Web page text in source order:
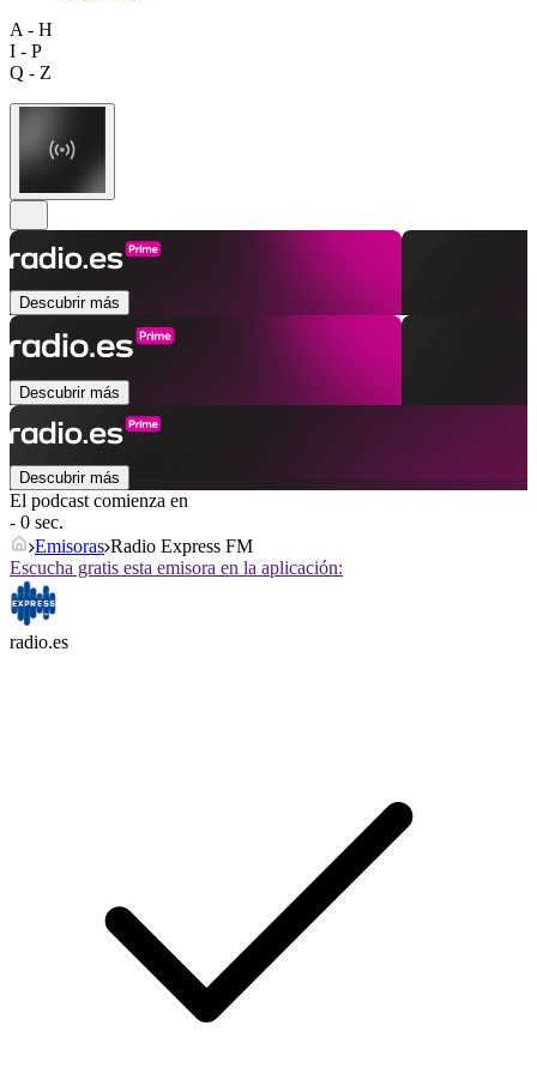
A - H
I - P
Q - Z
Descubrir más
Descubrir más
Descubrir más
El podcast comienza en
- 0 sec.
Emisoras Radio Express FM
Escucha gratis esta emisora en la aplicación:
radio.es